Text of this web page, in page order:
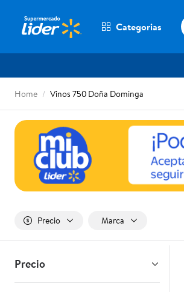
Categorias
Home Vinos 750 Doña Dominga
Precio Marca
Precio